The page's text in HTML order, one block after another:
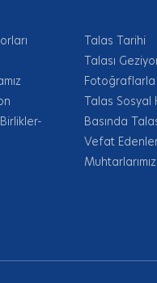
Talas Tarihi
Talası
Fotoğraflarla
Talas Sosyal
Basında
Vefat
Muhtarlarımız